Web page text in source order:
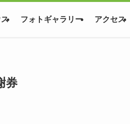
フォトギャラリー アクセス
券